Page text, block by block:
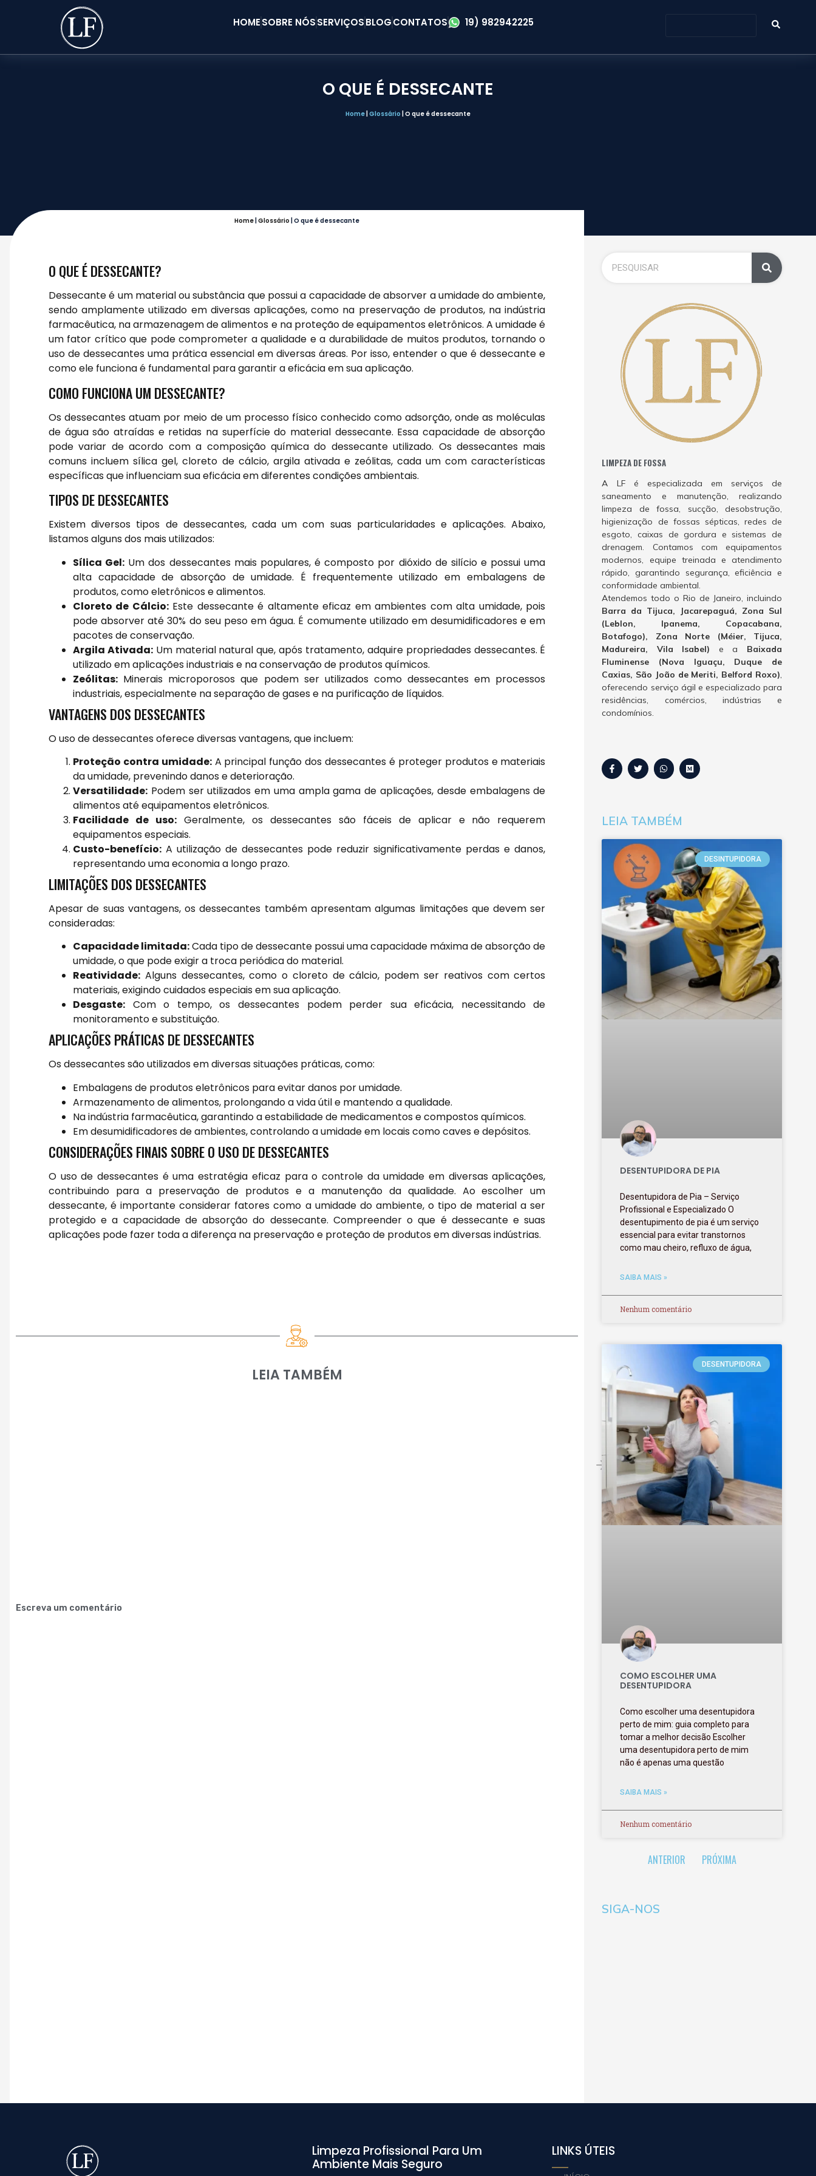
HOMESOBRE NÓSSERVIÇOSBLOGCONTATOS 19) 982942225
O QUE É DESSECANTE
Home Glossário O que é dessecante
Home |Glossário |O que é dessecante
O QUE É DESSECANTE?
Dessecante é um material ou substância que possui a capacidade de absorver a umidade do ambiente,
sendo amplamente utilizado em diversas aplicações, como na preservação de produtos, na indústria
farmacêutica, na armazenagem de alimentos e na proteção de equipamentos eletrônicos. A umidade é
um fator crítico que pode comprometer a qualidade e a durabilidade de muitos produtos, tornando o
uso de dessecantes uma prática essencial em diversas áreas. Por isso, entender o que é dessecante e
como ele funciona é fundamental para garantir a eficácia em sua aplicação.
COMO FUNCIONA UM DESSECANTE?
Os dessecantes atuam por meio de um processo físico conhecido como adsorção, onde as moléculas
de água são atraídas e retidas na superfície do material dessecante. Essa capacidade de absorção
pode variar de acordo com a composição química do dessecante utilizado. Os dessecantes mais
comuns incluem sílica gel, cloreto de cálcio, argila ativada e zeólitas, cada um com características
específicas que influenciam sua eficácia em diferentes condições ambientais.
TIPOS DE DESSECANTES
Existem diversos tipos de dessecantes, cada um com suas particularidades e aplicações. Abaixo,
listamos alguns dos mais utilizados:
Sílica Gel: Um dos dessecantes mais populares, é composto por dióxido de silício e possui uma
alta capacidade de absorção de umidade. É frequentemente utilizado em embalagens de
produtos, como eletrônicos e alimentos.
Cloreto de Cálcio: Este dessecante é altamente eficaz em ambientes com alta umidade, pois
pode absorver até 30% do seu peso em água. É comumente utilizado em desumidificadores e em
pacotes de conservação.
Argila Ativada:Um material natural que, após tratamento, adquire propriedades dessecantes. É
utilizado em aplicações industriais e na conservação de produtos químicos.
Zeólitas: Minerais microporosos que podem ser utilizados como dessecantes em processos
industriais, especialmente na separação de gases e na purificação de líquidos.
VANTAGENS DOS DESSECANTES
O uso de dessecantes oferece diversas vantagens, que incluem:
Proteção contra umidade:A principal função dos dessecantes é proteger produtos e materiais
da umidade, prevenindo danos e deterioração.
Versatilidade: Podem ser utilizados em uma ampla gama de aplicações, desde embalagens de
alimentos até equipamentos eletrônicos.
Facilidade de uso:Geralmente, os dessecantes são fáceis de aplicar e não requerem
equipamentos especiais.
Custo-benefício: A utilização de dessecantes pode reduzir significativamente perdas e danos,
representando uma economia a longo prazo.
LIMITAÇÕES DOS DESSECANTES
Apesar de suas vantagens, os dessecantes também apresentam algumas limitações que devem ser
consideradas:
Capacidade limitada:Cada tipo de dessecante possui uma capacidade máxima de absorção de
umidade, o que pode exigir a troca periódica do material.
Reatividade: Alguns dessecantes, como o cloreto de cálcio, podem ser reativos com certos
materiais, exigindo cuidados especiais em sua aplicação.
Desgaste: Com o tempo, os dessecantes podem perder sua eficácia, necessitando de
monitoramento e substituição.
APLICAÇÕES PRÁTICAS DE DESSECANTES
Os dessecantes são utilizados em diversas situações práticas, como:
Embalagens de produtos eletrônicos para evitar danos por umidade.
Armazenamento de alimentos, prolongando a vida útil e mantendo a qualidade.
Na indústria farmacêutica, garantindo a estabilidade de medicamentos e compostos químicos.
Em desumidificadores de ambientes, controlando a umidade em locais como caves e depósitos.
CONSIDERAÇÕES FINAIS SOBRE O USO DE DESSECANTES
O uso de dessecantes é uma estratégia eficaz para o controle da umidade em diversas aplicações,
contribuindo para a preservação de produtos e a manutenção da qualidade. Ao escolher um
dessecante, é importante considerar fatores como a umidade do ambiente, o tipo de material a ser
protegido e a capacidade de absorção do dessecante. Compreender o que é dessecante e suas
aplicações pode fazer toda a diferença na preservação e proteção de produtos em diversas indústrias.
LEIA TAMBÉM
Escreva um comentário
LIMPEZA DE FOSSA
A LF é especializada em serviços de
saneamento e manutenção, realizando
limpeza de fossa, sucção, desobstrução,
higienização de fossas sépticas, redes de
esgoto, caixas de gordura e sistemas de
drenagem. Contamos com equipamentos
modernos, equipe treinada e atendimento
rápido, garantindo segurança, eficiência e
conformidade ambiental.
Atendemos todo o Rio de Janeiro, incluindo
Barra da Tijuca, Jacarepaguá, Zona Sul
(Leblon, Ipanema, Copacabana,
Botafogo), Zona Norte (Méier, Tijuca,
Madureira, Vila Isabel) e a Baixada
Fluminense (Nova Iguaçu, Duque de
Caxias, São João de Meriti, Belford Roxo),
oferecendo serviço ágil e especializado para
residências, comércios, indústrias e
condomínios.
LEIA TAMBÉM
DESINTUPIDORA
DESENTUPIDORA DE PIA
Desentupidora de Pia – Serviço
Profissional e Especializado O
desentupimento de pia é um serviço
essencial para evitar transtornos
como mau cheiro, refluxo de água,
SAIBA MAIS »
Nenhum comentário
DESENTUPIDORA
COMO ESCOLHER UMA
DESENTUPIDORA
Como escolher uma desentupidora
perto de mim: guia completo para
tomar a melhor decisão Escolher
uma desentupidora perto de mim
não é apenas uma questão
SAIBA MAIS »
Nenhum comentário
ANTERIOR PRÓXIMA
SIGA-NOS
Limpeza Profissional Para Um
Ambiente Mais Seguro
LINKS ÚTEIS